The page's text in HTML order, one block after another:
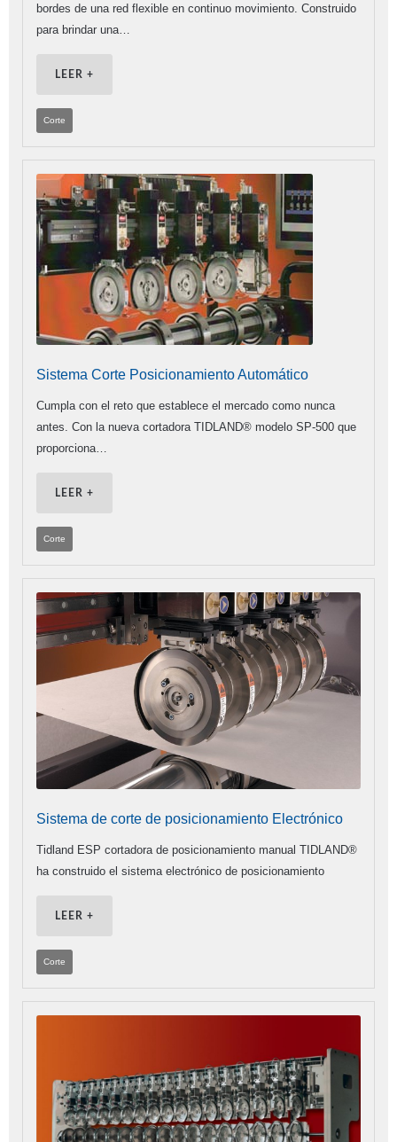
bordes de una red flexible en continuo movimiento. Construido
para brindar una…
LEER +
Corte
Sistema Corte Posicionamiento Automático
Cumpla con el reto que establece el mercado como nunca
antes. Con la nueva cortadora TIDLAND® modelo SP-500 que
proporciona…
LEER +
Corte
Sistema de corte de posicionamiento Electrónico
Tidland ESP cortadora de posicionamiento manual TIDLAND®
ha construido el sistema electrónico de posicionamiento
LEER +
Corte